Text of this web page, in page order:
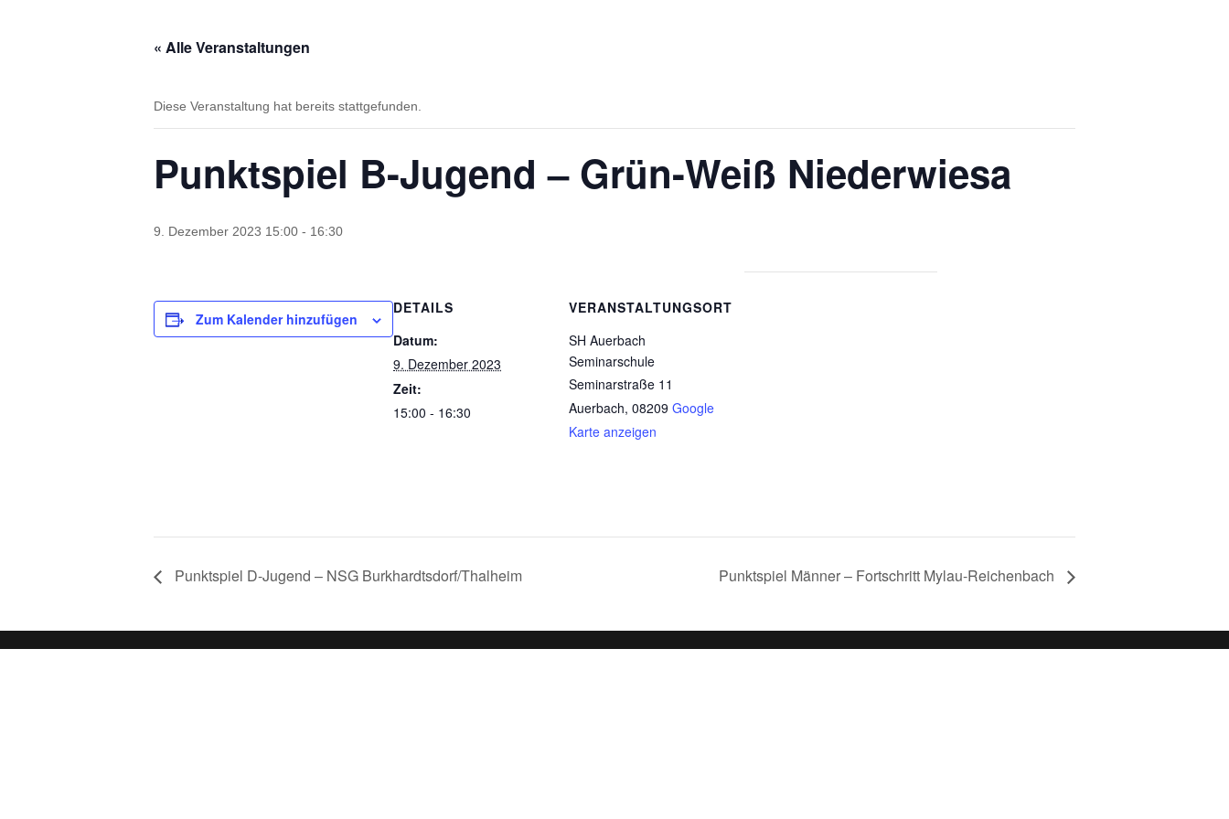
« Alle Veranstaltungen
Diese Veranstaltung hat bereits stattgefunden.
Punktspiel B-Jugend – Grün-Weiß Niederwiesa
9. Dezember 2023 15:00 - 16:30
Zum Kalender hinzufügen
DETAILS
Datum:
9. Dezember 2023
Zeit:
15:00 - 16:30
VERANSTALTUNGSORT
SH Auerbach
Seminarschule
Seminarstraße 11
Auerbach, 08209 Google
Karte anzeigen
Punktspiel D-Jugend – NSG Burkhardtsdorf/Thalheim Punktspiel Männer – Fortschritt Mylau-Reichenbach